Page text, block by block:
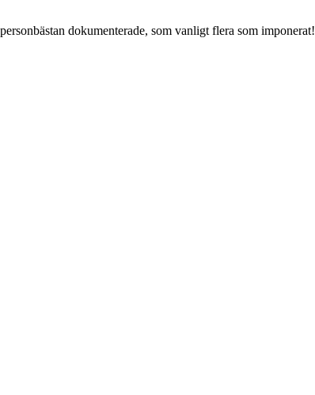
dokumenterade, som vanligt flera som imponerat!